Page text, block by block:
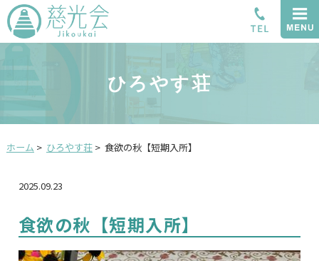
ひろやす荘
ホーム > ひろやす荘> 食欲の秋【短期入所】
2025.09.23
食欲の秋【短期入所】